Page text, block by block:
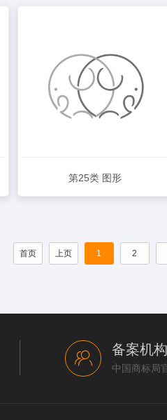
第25类 图形
首页 上页 1 2
备案机构
中国商标局